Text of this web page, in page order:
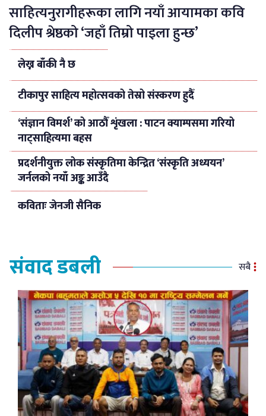
साहित्यनुरागीहरूका लागि नयाँ आयामका कवि
दिलीप श्रेष्ठको ‘जहाँ तिम्रो पाइला हुन्छ’
लेख्न बाँकी नै छ
टीकापुर साहित्य महोत्सवको तेस्रो संस्करण हुदैँ
‘संज्ञान विमर्श’ को आठौँ शृंखला : पाटन क्याम्पसमा गरियो
नाट्साहित्यमा बहस
प्रदर्शनीयुक्त लोक संस्कृतिमा केन्द्रित ‘संस्कृति अध्ययन’
जर्नलको नयाँ अङ्क आउँदै
कविताः जेनजी सैनिक
संवाद डबली सबै